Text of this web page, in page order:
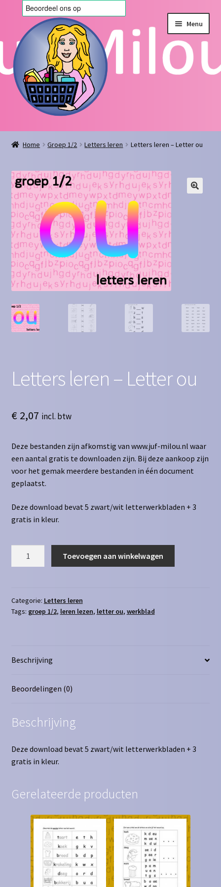
door
naar
navigatie
de
inhoud
Menu
Home
Algemene voorwaarden
Blog
Contact
Homepagina
Mijn account
Privacy Policy
Home Groep 1/2 Letters leren Letters leren – Letter ou
Letters leren – Letter ou
€2,07 incl. btw
Deze bestanden zijn afkomstig van www.juf-milou.nl waar
een aantal gratis te downloaden zijn. Bij deze aankoop zijn
voor het gemak meerdere bestanden in één document
geplaatst.
Deze download bevat 5 zwart/wit letterwerkbladen + 3
gratis in kleur.
ou
aantal
Toevoegen aan winkelwagen
Categorie: Letters leren
Tags: groep 1/2, leren lezen, letter ou, werkblad
Beschrijving
Beoordelingen (0)
Beschrijving
Deze download bevat 5 zwart/wit letterwerkbladen + 3
gratis in kleur.
Gerelateerde producten